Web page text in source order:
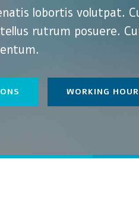
lobortis volutpat.
rutrum posuere.
WORKING